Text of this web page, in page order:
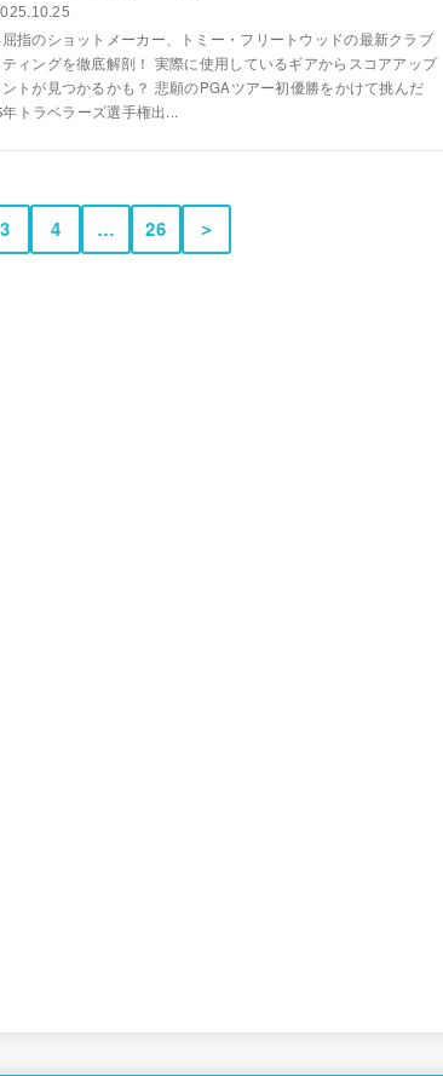
指のショットメーカー、トミー・フリートウッドの最新クラブ
ィングを徹底解剖！ 実際に使用しているギアからスコアアップ
トが見つかるかも？ 悲願のPGAツアー初優勝をかけて挑んだ
年トラベラーズ選手権出...
3 4 … 26 ＞